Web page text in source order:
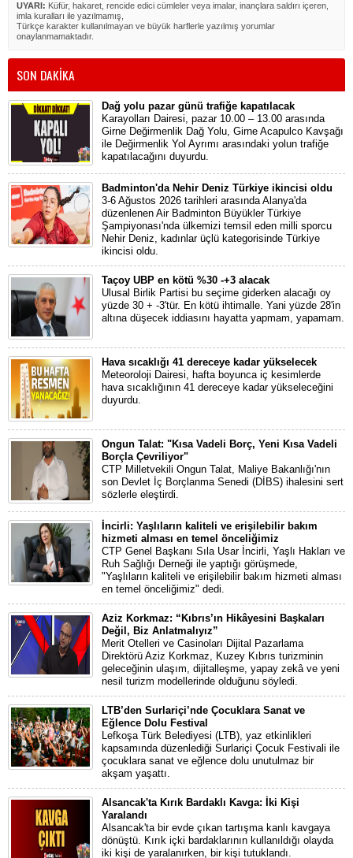
UYARI: Küfür, hakaret, rencide edici cümleler veya imalar, inançlara saldırı içeren,
imla kuralları ile yazılmamış,
Türkçe karakter kullanılmayan ve büyük harflerle yazılmış yorumlar
onaylanmamaktadır.
SON DAKİKA
Dağ yolu pazar günü trafiğe kapatılacak
Karayolları Dairesi, pazar 10.00 – 13.00 arasında
Girne Değirmenlik Dağ Yolu, Girne Acapulco Kavşağı
ile Değirmenlik Yol Ayrımı arasındaki yolun trafiğe
kapatılacağını duyurdu.
Badminton'da Nehir Deniz Türkiye ikincisi oldu
3-6 Ağustos 2026 tarihleri arasında Alanya'da
düzenlenen Air Badminton Büyükler Türkiye
Şampiyonası'nda ülkemizi temsil eden milli sporcu
Nehir Deniz, kadınlar üçlü kategorisinde Türkiye
ikincisi oldu.
Taçoy UBP en kötü %30 -+3 alacak
Ulusal Birlik Partisi bu seçime giderken alacağı oy
yüzde 30 + -3'tür. En kötü ihtimalle. Yani yüzde 28'in
altına düşecek iddiasını hayatta yapmam, yapamam.
Hava sıcaklığı 41 dereceye kadar yükselecek
Meteoroloji Dairesi, hafta boyunca iç kesimlerde
hava sıcaklığının 41 dereceye kadar yükseleceğini
duyurdu.
Ongun Talat: "Kısa Vadeli Borç, Yeni Kısa Vadeli
Borçla Çevriliyor"
CTP Milletvekili Ongun Talat, Maliye Bakanlığı'nın
son Devlet İç Borçlanma Senedi (DİBS) ihalesini sert
sözlerle eleştirdi.
İncirli: Yaşlıların kaliteli ve erişilebilir bakım
hizmeti alması en temel önceliğimiz
CTP Genel Başkanı Sıla Usar İncirli, Yaşlı Hakları ve
Ruh Sağlığı Derneği ile yaptığı görüşmede,
"Yaşlıların kaliteli ve erişilebilir bakım hizmeti alması
en temel önceliğimiz" dedi.
Aziz Korkmaz: “Kıbrıs’ın Hikâyesini Başkaları
Değil, Biz Anlatmalıyız”
Merit Otelleri ve Casinoları Dijital Pazarlama
Direktörü Aziz Korkmaz, Kuzey Kıbrıs turizminin
geleceğinin ulaşım, dijitalleşme, yapay zekâ ve yeni
nesil turizm modellerinde olduğunu söyledi.
LTB’den Surlariçi’nde Çocuklara Sanat ve
Eğlence Dolu Festival
Lefkoşa Türk Belediyesi (LTB), yaz etkinlikleri
kapsamında düzenlediği Surlariçi Çocuk Festivali ile
çocuklara sanat ve eğlence dolu unutulmaz bir
akşam yaşattı.
Alsancak'ta Kırık Bardaklı Kavga: İki Kişi
Yaralandı
Alsancak'ta bir evde çıkan tartışma kanlı kavgaya
dönüştü. Kırık içki bardaklarının kullanıldığı olayda
iki kişi de yaralanırken, bir kişi tutuklandı.